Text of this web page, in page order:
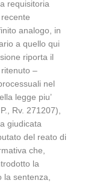
requisitoria
analogo, in
a quello qui
riporta il
ritenuto –
nel
legge piu’
Rv. 271207),
giudicata
del reato di
che,
la
la sentenza,